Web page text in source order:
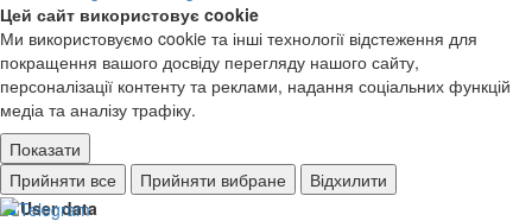
Цей сайт використовує cookie
Ми використовуємо cookie та інші технології відстеження для
покращення вашого досвіду перегляду нашого сайту,
персоналізації контенту та реклами, надання соціальних функцій
медіа та аналізу трафіку.
Показати
Ad storage
User data
Прийняти все Прийняти вибране Відхилити